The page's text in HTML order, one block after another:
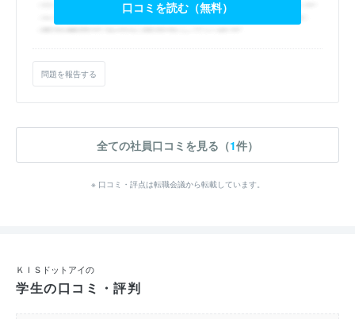
口コミを読む（無料）
問題を報告する
全ての社員口コミを見る（1件）
※ 口コミ・評点は転職会議から転載しています。
ＫＩＳドットアイの
学生の口コミ・評判